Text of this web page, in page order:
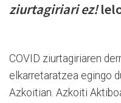
ziurtagiriari ez!
COVID ziurtagiriaren
elkarretaratzea egingo
Azkoitian. Azkoiti